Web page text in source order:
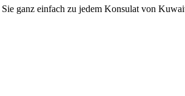
ganz einfach zu jedem Konsulat von